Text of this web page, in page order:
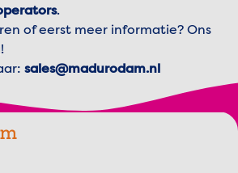
.
of eerst meer informatie? Ons
sales@madurodam.nl
de homepage